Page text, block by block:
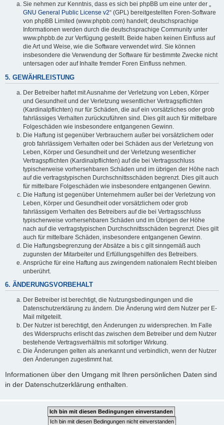
Sie nehmen zur Kenntnis, dass es sich bei phpBB um eine unter der „
GNU General Public License v2“ (GPL) bereitgestellten Foren-Software
von phpBB Limited (www.phpbb.com) handelt; deutschsprachige
Informationen werden durch die deutschsprachige Community unter
www.phpbb.de zur Verfügung gestellt. Beide haben keinen Einfluss auf
die Art und Weise, wie die Software verwendet wird. Sie können
insbesondere die Verwendung der Software für bestimmte Zwecke nicht
untersagen oder auf Inhalte fremder Foren Einfluss nehmen.
5. GEWÄHRLEISTUNG
Der Betreiber haftet mit Ausnahme der Verletzung von Leben, Körper
und Gesundheit und der Verletzung wesentlicher Vertragspflichten
(Kardinalpflichten) nur für Schäden, die auf ein vorsätzliches oder grob
fahrlässiges Verhalten zurückzuführen sind. Dies gilt auch für mittelbare
Folgeschäden wie insbesondere entgangenen Gewinn.
Die Haftung ist gegenüber Verbrauchern außer bei vorsätzlichem oder
grob fahrlässigem Verhalten oder bei Schäden aus der Verletzung von
Leben, Körper und Gesundheit und der Verletzung wesentlicher
Vertragspflichten (Kardinalpflichten) auf die bei Vertragsschluss
typischerweise vorhersehbaren Schäden und im übrigen der Höhe nach
auf die vertragstypischen Durchschnittsschäden begrenzt. Dies gilt auch
für mittelbare Folgeschäden wie insbesondere entgangenen Gewinn.
Die Haftung ist gegenüber Unternehmern außer bei der Verletzung von
Leben, Körper und Gesundheit oder vorsätzlichem oder grob
fahrlässigem Verhalten des Betreibers auf die bei Vertragsschluss
typischerweise vorhersehbaren Schäden und im Übrigen der Höhe
nach auf die vertragstypischen Durchschnittsschäden begrenzt. Dies gilt
auch für mittelbare Schäden, insbesondere entgangenen Gewinn.
Die Haftungsbegrenzung der Absätze a bis c gilt sinngemäß auch
zugunsten der Mitarbeiter und Erfüllungsgehilfen des Betreibers.
Ansprüche für eine Haftung aus zwingendem nationalem Recht bleiben
unberührt.
6. ÄNDERUNGSVORBEHALT
Der Betreiber ist berechtigt, die Nutzungsbedingungen und die
Datenschutzerklärung zu ändern. Die Änderung wird dem Nutzer per E-
Mail mitgeteilt.
Der Nutzer ist berechtigt, den Änderungen zu widersprechen. Im Falle
des Widerspruchs erlischt das zwischen dem Betreiber und dem Nutzer
bestehende Vertragsverhältnis mit sofortiger Wirkung.
Die Änderungen gelten als anerkannt und verbindlich, wenn der Nutzer
den Änderungen zugestimmt hat.
Informationen über den Umgang mit Ihren persönlichen Daten sind
in der Datenschutzerklärung enthalten.